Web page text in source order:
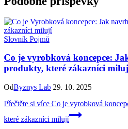
Slovník Pojmů
Co je vyrobková koncepce:
produkty, které zákazníci
OdByznys Lab 29. 10. 2025
Přečtěte si více Co je vyrobková
které zákazníci milují